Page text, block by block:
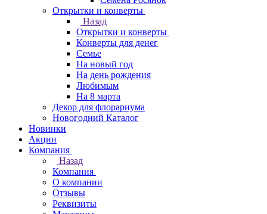
Открытки и конверты
Назад
Открытки и конверты
Конверты для денег
Семье
На новый год
На день рождения
Любимым
На 8 марта
Декор для флорариума
Новогодний Каталог
Новинки
Акции
Компания
Назад
Компания
О компании
Отзывы
Реквизиты